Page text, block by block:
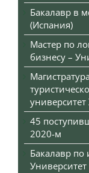
Бакалавр в
(Испания)
Мастер по
бизнесу –
45
2020-м
Бакалавр по